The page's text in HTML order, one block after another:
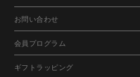
お問い合わせ
会員プログラム
ギフトラッピング